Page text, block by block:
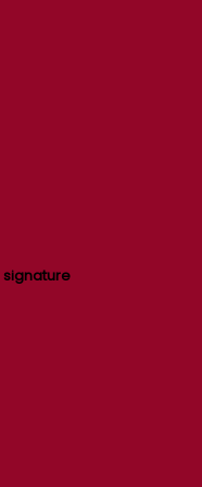
signature